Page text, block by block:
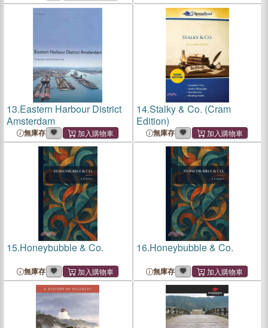
13.Eastern Harbour District
Amsterdam
無庫存
14.Stalky & Co. (Cram
Edition)
無庫存
15.Honeybubble & Co.
無庫存
16.Honeybubble & Co.
無庫存